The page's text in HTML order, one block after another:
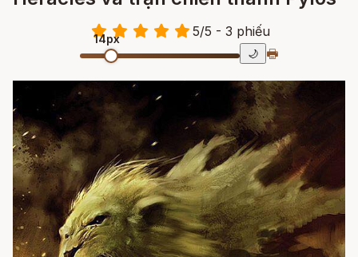
5/5 - 3 phiếu
14px
🌙 🖶